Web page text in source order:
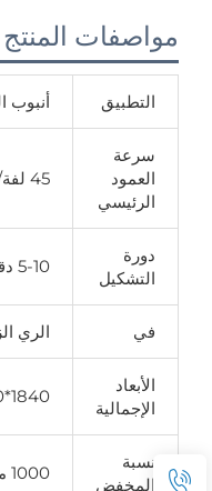
مواصفات المنتج
التطبيق أنبوب
سرعة
العمود
الرئيسي
45 لفة/دقيقة
دورة
التشكيل
5-10 دقيقة
في الري
الأبعاد
الإجمالية
1840*1700*4000ملم
نسبة
المخفض
1000 مم